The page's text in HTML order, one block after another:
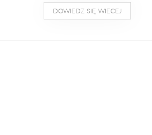
DOWIEDZ SIĘ WIECEJ